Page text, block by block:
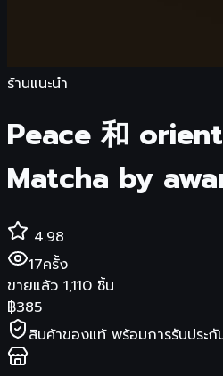
ร้านแนะนำ
Peace 和
Matcha by
4.98
17ครั้ง
ขายแล้ว 1,110 ชิ้น
฿385
สินค้าของแท้ พร้อมการรับประ